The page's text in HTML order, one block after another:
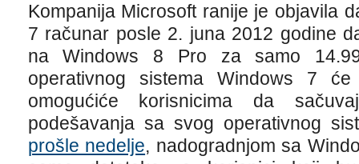
Kompanija Microsoft ranije je objavila
7 računar posle 2. juna 2012 godine
na Windows 8 Pro za samo
operativnog sistema Windows 7
omogućiće korisnicima da
podešavanja sa svog operativnog
prošle nedelje, nadogradnjom sa